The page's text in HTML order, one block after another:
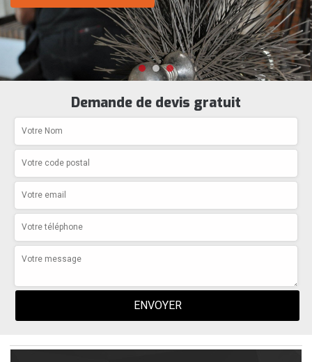
Demande de devis gratuit